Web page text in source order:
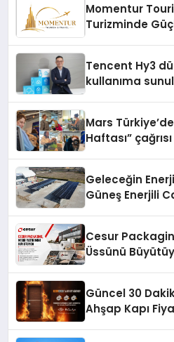
Momentur
Turizminde
Tencent Hy3
kullanıma
Mars
Haftası” çağrısı
Geleceğin
Güneş Enerjili
Cesur
Üssünü
Güncel 30
Ahşap Kapı